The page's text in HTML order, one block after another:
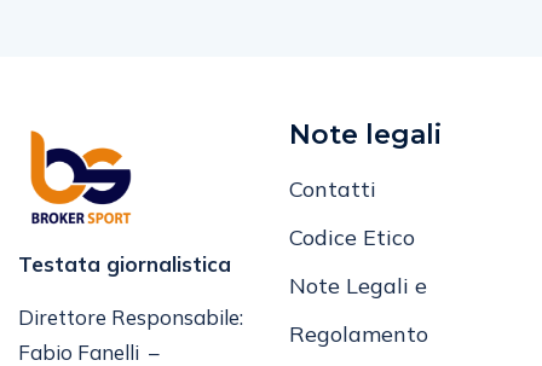
Testata giornalistica
Direttore Responsabile:
Fabio Fanelli –
Note legali
Contatti
Codice Etico
Note Legali e
Regolamento